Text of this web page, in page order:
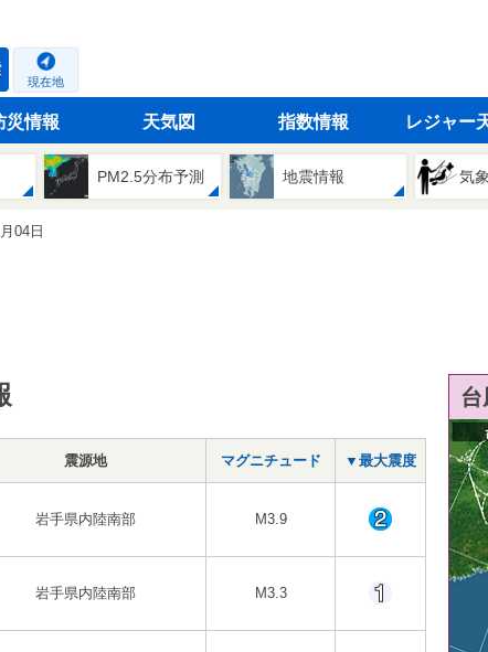
現在地
災情報 天気図 指数情報 レジャー
PM2.5分布予測 地震情報 気
04日
震源地 マグニチュード ▼最大震度
岩手県内陸南部 M3.9
岩手県内陸南部 M3.3